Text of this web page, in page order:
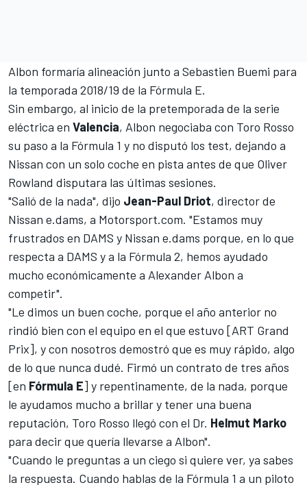
Albon formaría alineación junto a Sebastien Buemi para
la temporada 2018/19 de la Fórmula E.
Sin embargo, al inicio de la pretemporada de la serie
eléctrica en Valencia, Albon negociaba con Toro Rosso
su paso a la Fórmula 1 y no disputó los test, dejando a
Nissan con un solo coche en pista antes de que Oliver
Rowland disputara las últimas sesiones.
"Salió de la nada", dijo Jean-Paul Driot, director de
Nissan e.dams, a Motorsport.com. "Estamos muy
frustrados en DAMS y Nissan e.dams porque, en lo que
respecta a DAMS y a la Fórmula 2, hemos ayudado
mucho económicamente a Alexander Albon a
competir".
"Le dimos un buen coche, porque el año anterior no
rindió bien con el equipo en el que estuvo [ART Grand
Prix], y con nosotros demostró que es muy rápido, algo
de lo que nunca dudé. Firmó un contrato de tres años
[en Fórmula E] y repentinamente, de la nada, porque
le ayudamos mucho a brillar y tener una buena
reputación, Toro Rosso llegó con el Dr. Helmut Marko
para decir que quería llevarse a Albon".
"Cuando le preguntas a un ciego si quiere ver, ya sabes
la respuesta. Cuando hablas de la Fórmula 1 a un piloto